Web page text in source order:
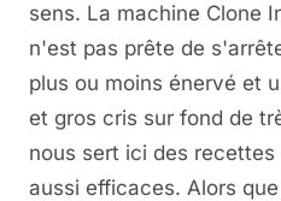
sens. La machine Clone
n'est pas prête de
plus ou moins énervé et
et gros cris sur fond de
nous sert ici des
aussi efficaces. Alors